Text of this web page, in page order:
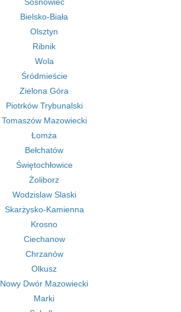
Bielsko-Biała
Olsztyn
Ribnik
Wola
Śródmieście
Zielona Góra
Piotrków Trybunalski
Tomaszów Mazowiecki
Łomża
Bełchatów
Świętochłowice
Żoliborz
Wodzislaw Slaski
Skarżysko-Kamienna
Krosno
Ciechanow
Chrzanów
Olkusz
Nowy Dwór Mazowiecki
Marki